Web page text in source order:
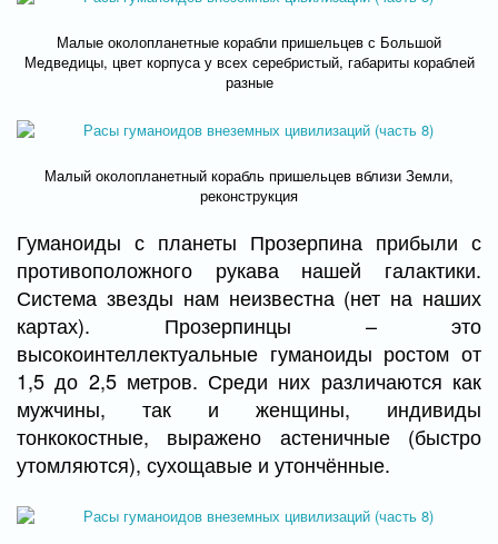
Малые околопланетные корабли пришельцев с Большой
Медведицы, цвет корпуса у всех серебристый, габариты кораблей
разные
Малый околопланетный корабль пришельцев вблизи Земли,
реконструкция
Гуманоиды с планеты Прозерпина прибыли с
противоположного рукава нашей галактики.
Система звезды нам неизвестна (нет на наших
картах). Прозерпинцы – это
высокоинтеллектуальные гуманоиды ростом от
1,5 до 2,5 метров. Среди них различаются как
мужчины, так и женщины, индивиды
тонкокостные, выражено астеничные (быстро
утомляются), сухощавые и утончённые.